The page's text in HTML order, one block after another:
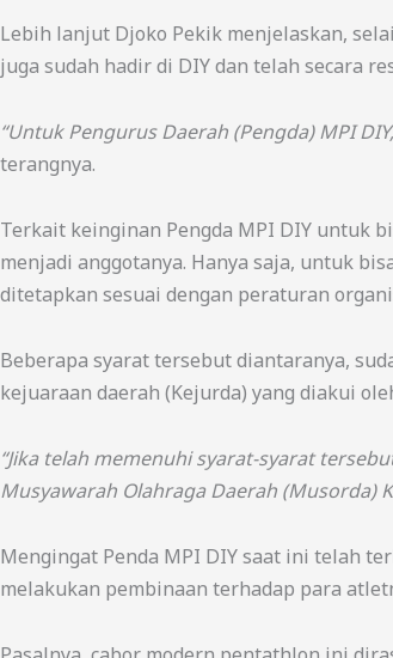
Lebih lanjut Djoko Pekik menjelaskan,
juga sudah hadir di DIY dan telah secara
“Untuk Pengurus Daerah (Pengda) MPI
terangnya.
Terkait keinginan Pengda MPI DIY untuk
menjadi anggotanya. Hanya saja, untuk
ditetapkan sesuai dengan peraturan
Beberapa syarat tersebut diantaranya,
kejuaraan daerah (Kejurda) yang diakui
“Jika telah memenuhi syarat-syarat
Musyawarah Olahraga Daerah (Musorda)
Mengingat Penda MPI DIY saat ini telah
melakukan pembinaan terhadap para